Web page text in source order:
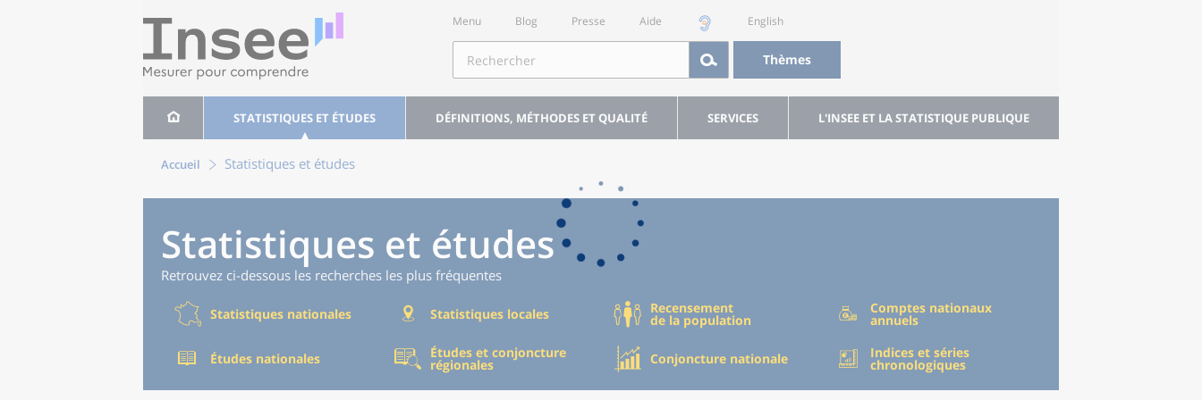
Menu Blog Presse Aide English
Thèmes
STATISTIQUES ET ÉTUDES DÉFINITIONS, MÉTHODES ET QUALITÉ SERVICES L'INSEE ET LA STATISTIQUE PUBLIQUE
Accueil Statistiques et études
Statistiques et études
Retrouvez ci-dessous les recherches les plus fréquentes
Statistiques nationales Statistiques locales Recensement
de la population
Comptes nationaux
annuels
Études nationales Études et conjoncture
régionales Conjoncture nationale Indices et séries
chronologiques